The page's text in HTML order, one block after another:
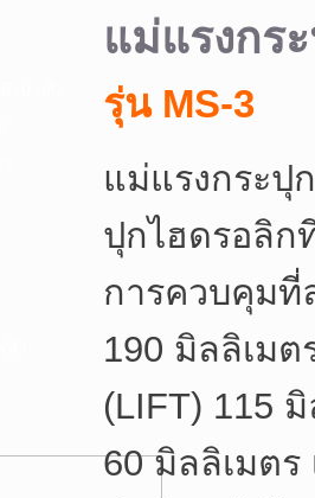
แม่แรงกร
รุ่น MS-3
แม่แรงกระปุ
ปุกไฮดรอลิก
การควบคุมที่
190 มิลลิเมต
(LIFT) 115
60 มิลลิเมต